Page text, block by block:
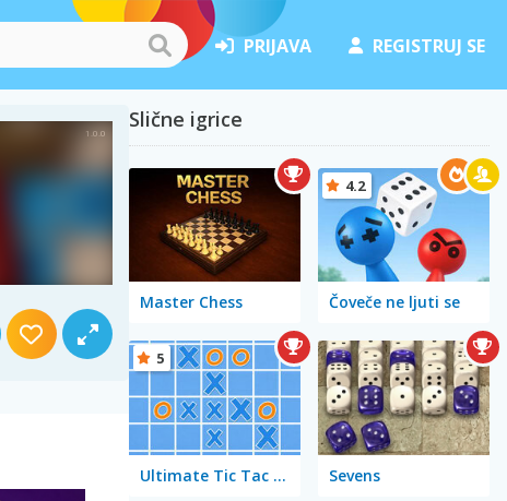
PRIJAVA REGISTRUJ SE
Slične igrice
Master Chess Čoveče ne ljuti se
4.2
Ultimate Tic Tac Toe
5
Sevens